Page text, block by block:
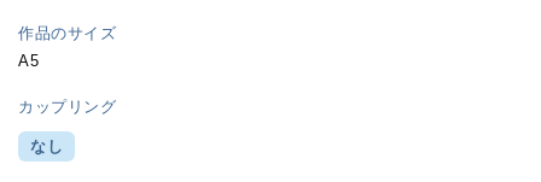
作品のサイズ
A5
カップリング
なし